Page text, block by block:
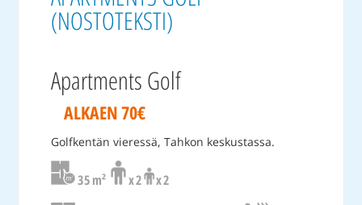
(NOSTOTEKSTI)
Apartments Golf
ALKAEN 70€
Golfkentän vieressä, Tahkon keskustassa.
35 m² x 2 x 2